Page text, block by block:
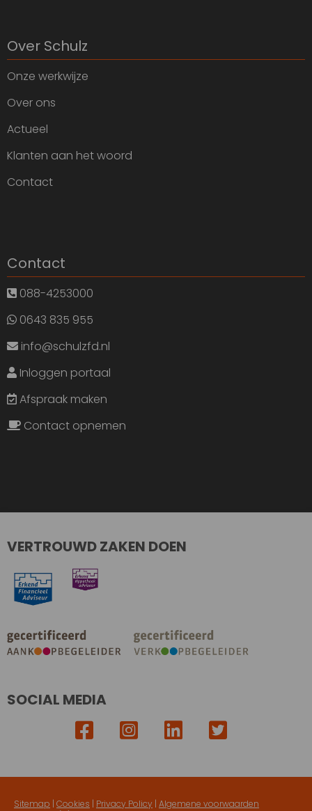
Over Schulz
Onze werkwijze
Over ons
Actueel
Klanten aan het woord
Contact
Contact
088-4253000
0643 835 955
info@schulzfd.nl
Inloggen portaal
Afspraak maken
Contact opnemen
VERTROUWD ZAKEN DOEN
SOCIAL MEDIA
Sitemap | Cookies | Privacy Policy | Algemene voorwaarden